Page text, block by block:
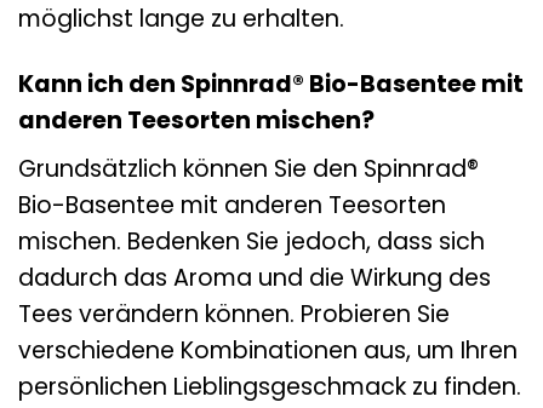
möglichst lange zu erhalten.
Kann ich den Spinnrad® Bio-Basentee mit
anderen Teesorten mischen?
Grundsätzlich können Sie den Spinnrad®
Bio-Basentee mit anderen Teesorten
mischen. Bedenken Sie jedoch, dass sich
dadurch das Aroma und die Wirkung des
Tees verändern können. Probieren Sie
verschiedene Kombinationen aus, um Ihren
persönlichen Lieblingsgeschmack zu finden.